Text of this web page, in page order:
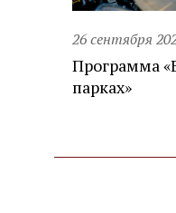
26 сентября
Программа
парках»